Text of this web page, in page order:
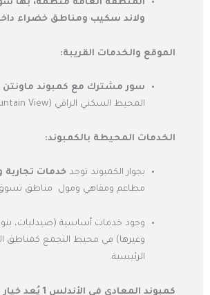
المنطقة العامة مُنظمة، بها
ولاند سكيب ومناطق خضراء
الموقع والخدمات القريبة:
سور مشترك مع كمبوند ماونتن
المحيط السكني الراقي (Mountain View)
الخدمات المحيطة بالكمبوند:
بجوار الكمبوند توجد خدمات تجارية
مطاعم ومقاهي ومول مناطق
وجود خدمات أساسية (صيدليات،
وغيرها) في محيط التجمع كمناطق
الرئيسية.
كمبوند المعادي في